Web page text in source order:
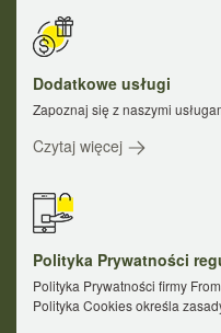
Dodatkowe usługi
Zapoznaj się z naszymi
Czytaj więcej
Polityka Prywatności
Polityka Prywatności firmy
Polityka Cookies określa